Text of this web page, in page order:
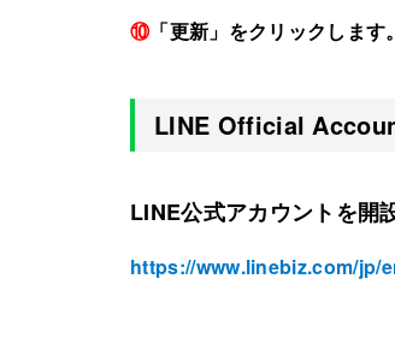
⑩「更新」をクリックします。
LINE Official
LINE公式アカウントを開
https://www.linebiz.com/jp/